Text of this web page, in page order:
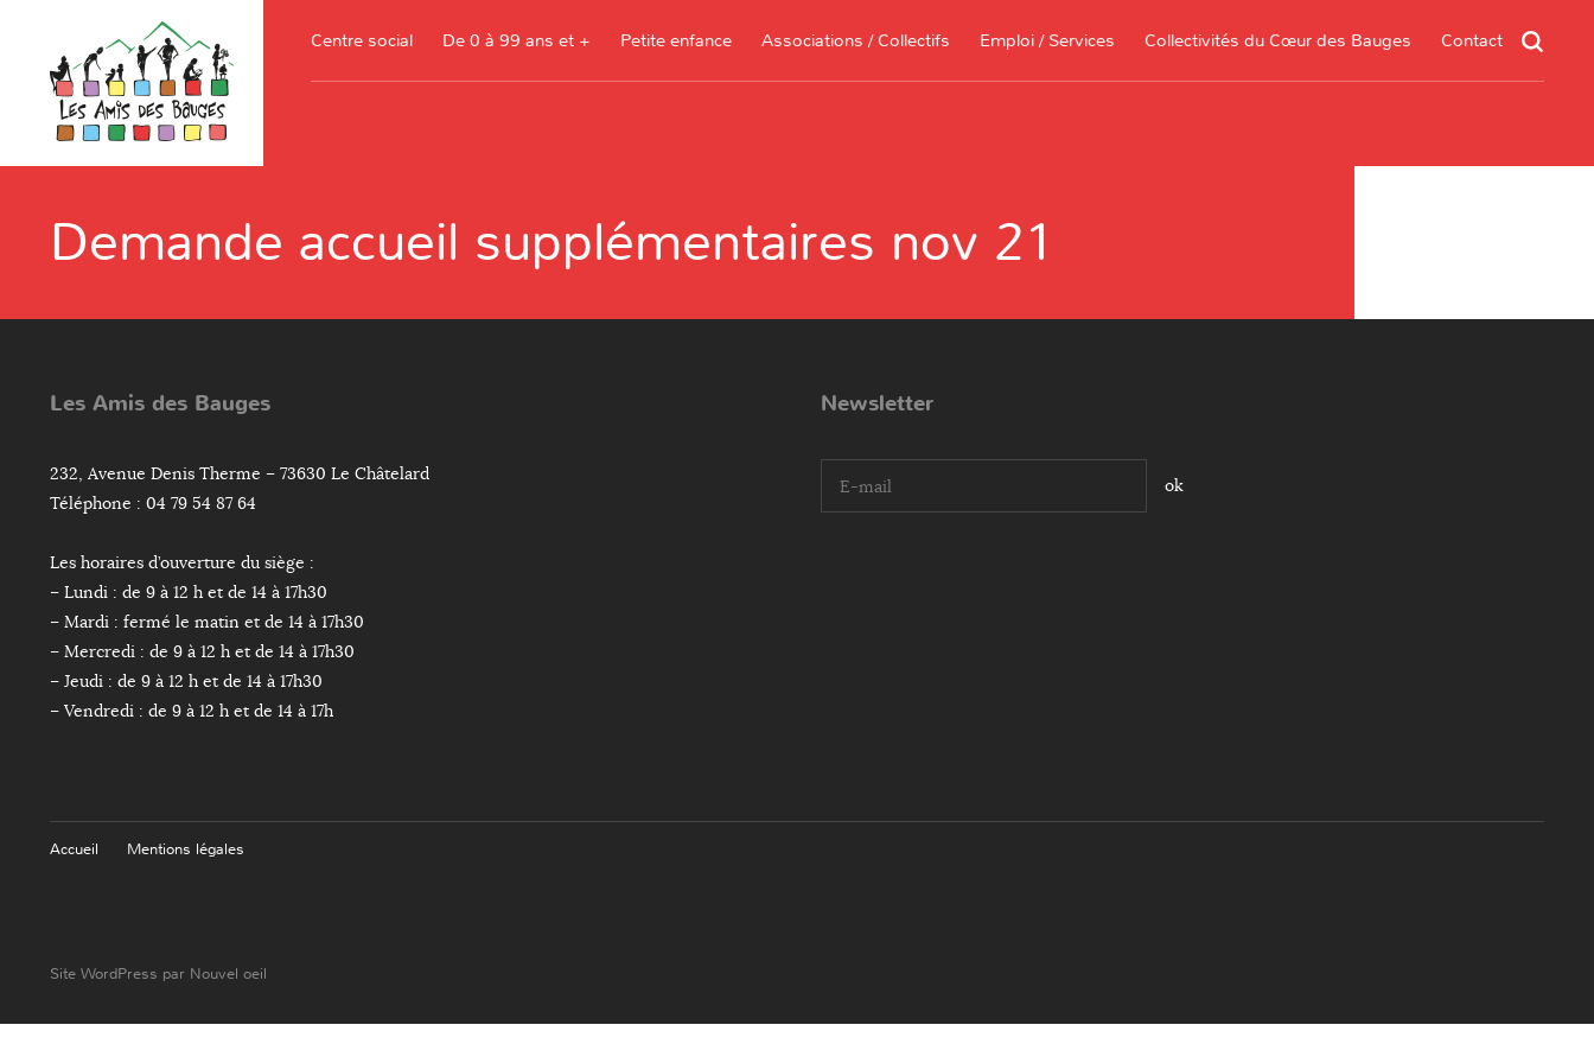
Centre social De 0 à 99 ans et + Petite enfance
assistantes maternelles
Associations / Collectifs Emploi / Services
Je recherche un service
Collectivités du Cœur des Bauges Contact
Demande accueil supplémentaires nov 21
Les Amis des Bauges
232, Avenue Denis Therme – 73630 Le Châtelard
Téléphone : 04 79 54 87 64
Les horaires d’ouverture du siège :
– Lundi : de 9 à 12 h et de 14 à 17h30
– Mardi : fermé le matin et de 14 à 17h30
– Mercredi : de 9 à 12 h et de 14 à 17h30
– Jeudi : de 9 à 12 h et de 14 à 17h30
– Vendredi : de 9 à 12 h et de 14 à 17h
Newsletter
I agree terms and conditions.*
Accueil Mentions légales
Site WordPress par Nouvel oeil